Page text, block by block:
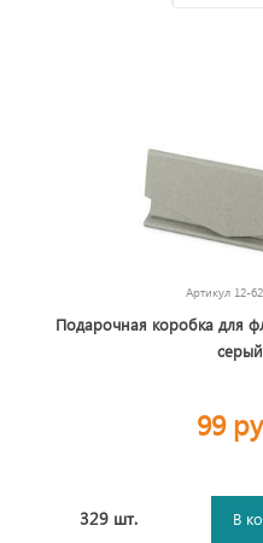
Артикул 12-
Подарочная коробка для
серый
99
329 шт. В